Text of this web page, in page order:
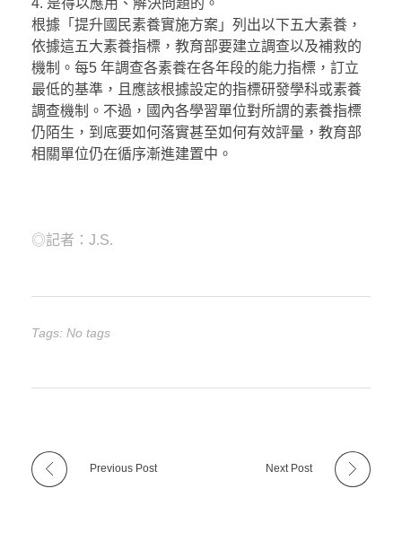
根據「提升國民素養實施方案」列出以下五大素養，
依據這五大素養指標，教育部要建立調查以及補救的
機制。每5 年調查各素養在各年段的能力指標，訂立
最低的基準，且應該根據設定的指標研發學科或素養
調查機制。不過，國內各學習單位對所謂的素養指標
仍陌生，到底要如何落實甚至如何有效評量，教育部
相關單位仍在循序漸進建置中。
◎記者：J.S.
Tags: No tags
Previous Post Next Post